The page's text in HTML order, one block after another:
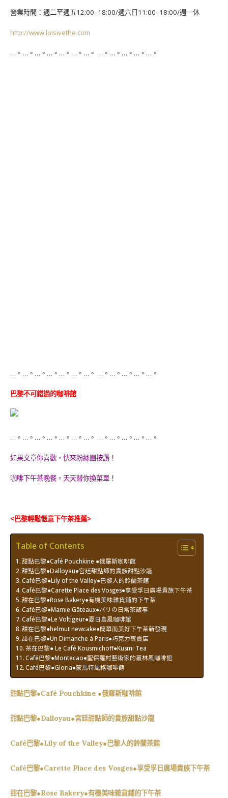
營業時間：週二至週五12:00–18:00/週六日11:00–18:00/週一休
http://www.loisivethe.com
…。…。…。…。…。…。…。 …。…。…。…。…。
…。…。…。…。…。…。…。 …。…。…。…。…。
巴黎不可錯過的咖啡館
…。…。…。…。…。…。…。 …。…。…。…。…。
如果文章你喜歡，快來粉絲團按讚！
咖啡下午茶晚餐，天天替你換菜單！
<巴黎輕鬆愜意下午茶推薦>
Table of Contents
甜點巴黎●Café Pouchkine ●俄羅斯咖啡館
甜點巴黎●Dalloyau●宮廷甜點師的貴族甜點沙龍
Café巴黎●Lily of the Valley●巴黎人的鈴蘭茶館
Café巴黎●Carette Place des Vosges●享受孚日廣場貴族下午茶
甜在巴黎●Rose Bakery●有機美味雜貨鋪的下午茶
Café巴黎●Mamie Gâteaux●パリの日常茶飯事
Café巴黎●Le Voltigeur●夏日島風咖啡館
甜在巴黎●helmut newcake●簡單而美好下午茶新發現
甜在巴黎●Un Dimanche à Paris●巧克力專賣店
茶在巴黎● Le Café Kousmichoff●Kusmi Tea
Café巴黎●Montecao●聖保羅村藝術家的叢林風咖啡館
Café巴黎●Gloria●蒙馬特風格咖啡館
甜點巴黎●Café Pouchkine ●俄羅斯咖啡館
甜點巴黎●Dalloyau●宮廷甜點師的貴族甜點沙龍
Café巴黎●Lily of the Valley●巴黎人的鈴蘭茶館
Café巴黎●Carette Place des Vosges●享受孚日廣場貴族下午茶
甜在巴黎●Rose Bakery●有機美味雜貨鋪的下午茶